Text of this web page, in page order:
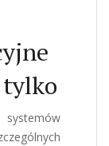
tylko